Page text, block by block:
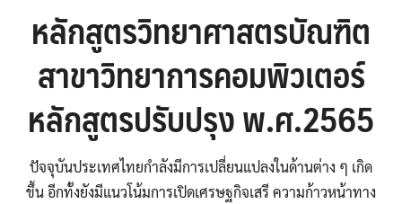
หลักสูตรวิทยาศาสตรบัณฑิต
สาขาวิทยาการคอมพิวเตอร์
หลักสูตรปรับปรุง พ.ศ.2565
ปัจจุบันประเทศไทยกำลังมีการเปลี่ยนแปลงในด้านต่าง ๆ เกิด
ขึ้น อีกทั้งยังมีแนวโน้มการเปิดเศรษฐกิจเสรี ความก้าวหน้าทาง